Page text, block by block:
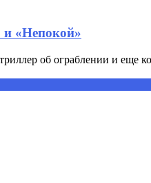
и «Непокой»
об ограблении и еще